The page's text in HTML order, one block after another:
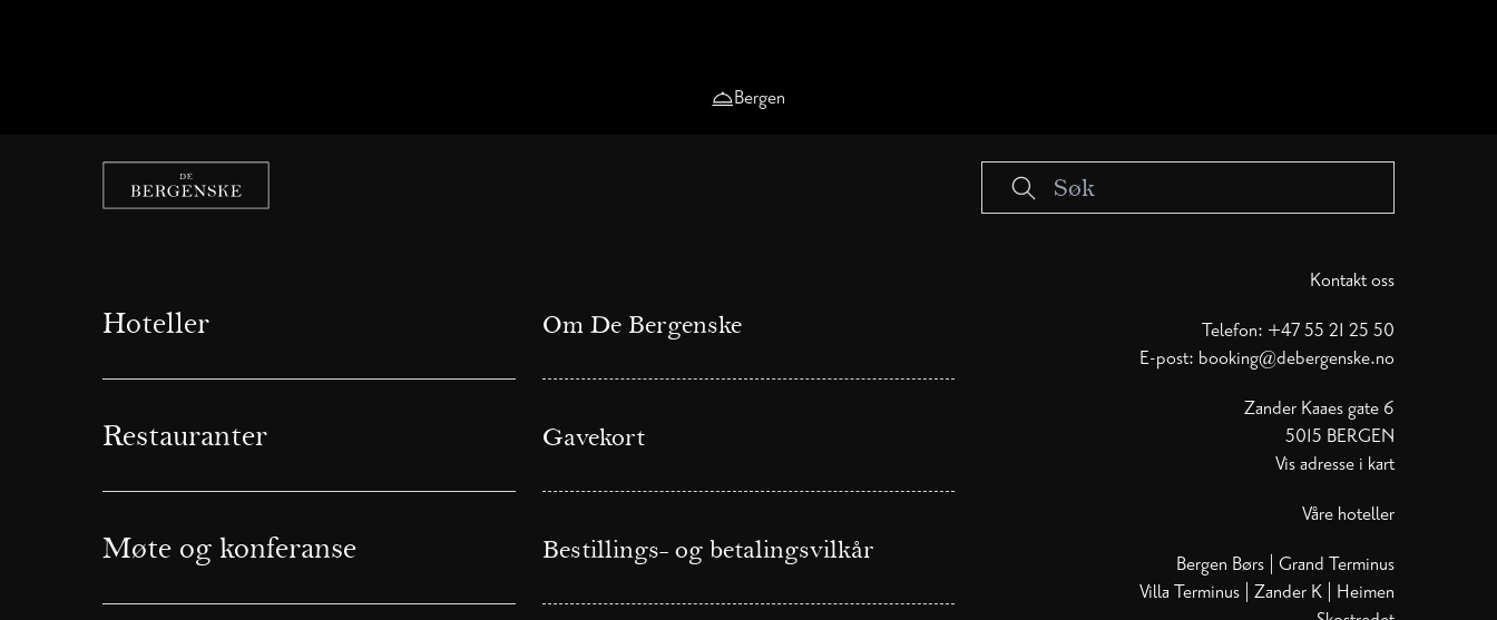
Bergen
Hoteller
Restauranter
Møte og konferanse
Om De Bergenske
Gavekort
Bestillings- og betalingsvilkår
Kontakt oss
Telefon: +47 55 21 25 50
E-post: booking@debergenske.no
Zander Kaaes gate 6
5015 BERGEN
Vis adresse i kart
Våre hoteller
Bergen Børs| Grand Terminus
Villa Terminus| Zander K| Heimen